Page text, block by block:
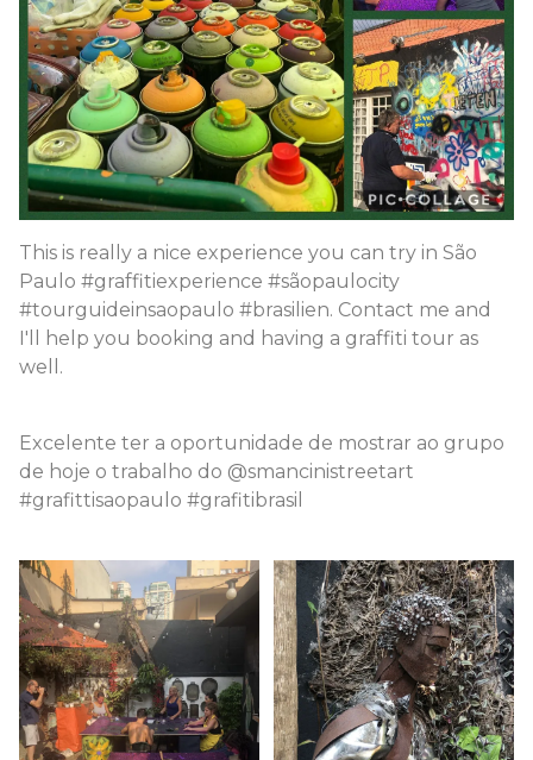
This is really a nice experience you can try in São
Paulo #graffitiexperience #sãopaulocity
#tourguideinsaopaulo #brasilien. Contact me and
I'll help you booking and having a graffiti tour as
well.
Excelente ter a oportunidade de mostrar ao grupo
de hoje o trabalho do @smancinistreetart
#grafittisaopaulo #grafitibrasil